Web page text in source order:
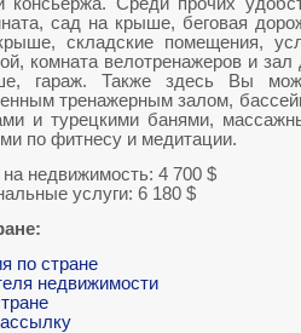
сад на крыше, беговая
складские помещения,
комната велотренажеров и зал
гараж. Также здесь Вы
тренажерным залом,
и турецкими банями,
по фитнесу и медитации.
недвижимость: 4 700 $
услуги: 6 180 $
по стране
недвижимости